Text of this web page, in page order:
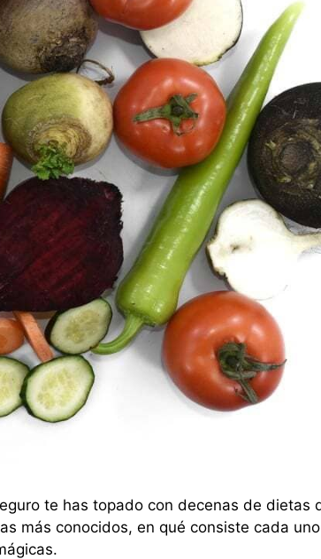
te has topado con decenas de dietas
más conocidos, en qué consiste cada